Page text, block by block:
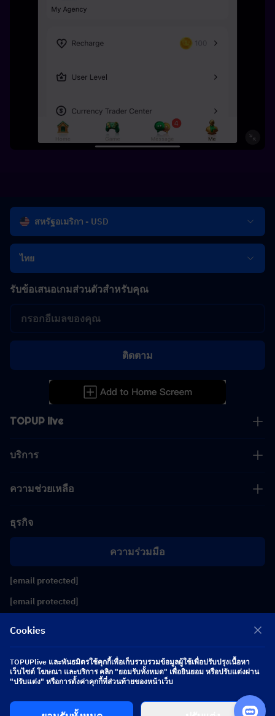
สหรัฐอเมริกา - USD
ไทย
TOPUP live
บริการ
ความช่วยเหลือ
ธุรกิจ
ความร่วมมือ
[email protected]
[email protected]
รับข้อเสนอเกมส่วนตัวสำหรับคุณ
ติดตาม
ติดตามเรา
Copyright 2026 SEA WHALE TECHNOLOGY PTE.LTD. All Rights Reserved.
Cookies
TOPUPlive และพันธมิตรใช้คุกกี้เพื่อเก็บรวบรวมข้อมูลผู้ใช้เพื่อปรับปรุงเนื้อหา
เว็บไซต์ โฆษณา และบริการ คลิก "ยอมรับทั้งหมด" เพื่อยินยอม หรือปรับแต่งผ่าน
"ปรับแต่ง" หรือการตั้งค่าคุกกี้ที่ส่วนท้ายของหน้าเว็บ